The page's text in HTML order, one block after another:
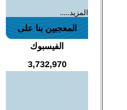
المزيد.....
المعجبين بنا على
الفيسبوك
3,732,970